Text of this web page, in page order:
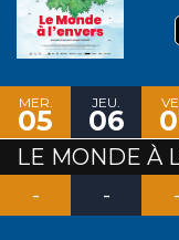
MER.
05
JEU.
06
LE MONDE À
-
- -